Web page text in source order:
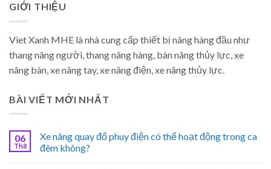
GIỚI THIỆU
Viet Xanh MHE là nhà cung cấp thiết bị nâng hàng đầu như
thang nâng người, thang nâng hàng, bàn nâng thủy lực, xe
nâng bàn, xe nâng tay, xe nâng điện, xe nâng thủy lực.
BÀI VIẾT MỚI NHẤT
06
Th8
Xe nâng quay đổ phuy điện có thể hoạt động trong ca
đêm không?